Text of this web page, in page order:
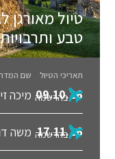
טיול מאורגן
טבע ותרבויות
תאריכי הטיול שם
09.10.26 מיכה בהרשמה
17.11.26 משה בהרשמה